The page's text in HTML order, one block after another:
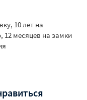
10 лет на
12 месяцев на замки